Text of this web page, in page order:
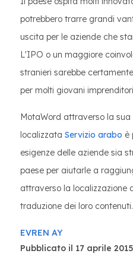
potrebbero trarre grandi
uscita per le aziende che
L'IPO o un maggiore
stranieri sarebbe
per molti giovani
MotaWord attraverso la
localizzata Servizio arabo è
esigenze delle aziende sia
paese per aiutarle a
attraverso la localizzazione
traduzione dei loro contenuti.
EVREN AY
Pubblicato il 17 aprile 2015